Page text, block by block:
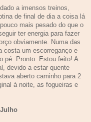
a imensos treinos,
de final de dia a coisa lá
mais pesado do que o
ter energia para fazer
obviamente. Numa das
costa um escorreganço e
pé. Pronto. Estou feito! A
devido a estar quente
aberto caminho para 2
à noite, as fogueiras e